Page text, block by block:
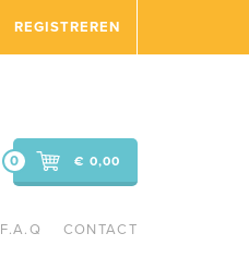
REGISTREREN
€ 0,00
0
F.A.Q CONTACT